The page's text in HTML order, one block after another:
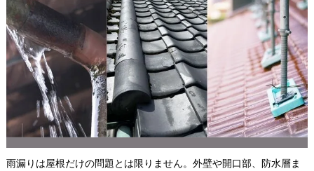
雨漏りは屋根だけの問題とは限りません。外壁や開口部、防水層ま